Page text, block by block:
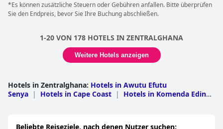
*Es können zusätzliche Steuern oder Gebühren anfallen. Bitte überprüfen
Sie den Endpreis, bevor Sie Ihre Buchung abschließen.
1-20 VON 178 HOTELS IN ZENTRALGHANA
Weitere Hotels anzeigen
Hotels in Zentralghana: Hotels in Awutu Efutu
Senya | Hotels in Cape Coast |
Hotels in Komenda Edina
Beliebte Reiseziele, nach denen Nutzer suchen: